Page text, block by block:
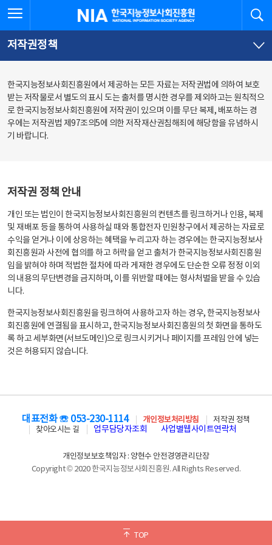
문
로
가
체
뉴
바
가
한국지능정보사회진흥원
저작권정책
한국지능정보사회진흥원에서 제공하는 모든 자료는 저작권법에 의하여 보호
받는 저작물로서 별도의 표시 도는 출처를 명시한 경우를 제외하고는 원칙적으
로 한국지능정보사회진흥원에 저작권이 있으며 이를 무단 복제, 배포하는 경
우에는 저작권법 제97조의5에 의한 저작재산권침해죄에 해당함을 유념하시
기 바랍니다.
저작권 정책 안내
개인 또는 법인이 한국지능정보사회진흥원의 컨텐츠를 링크하거나 인용, 복제
및 재배포 등을 통하여 사용하실 때와 통합전자 민원창구에서 제공하는 자료로
수익을 얻거나 이에 상응하는 혜택을 누리고자 하는 경우에는 한국지능정보사
회진흥원과 사전에 협의를 하고 허락을 얻고 출처가 한국지능정보사회진흥원
임을 밝혀야 하며 적법한 절차에 따라 게재한 경우에도 단순한 오류 정정 이외
의 내용의 무단변경을 금지하며, 이를 위반할 때에는 형사처벌을 받을 수 있습
니다.
한국지능정보사회진흥원을 링크하여 사용하고자 하는 경우, 한국지능정보사
회진흥원에 연결됨을 표시하고, 한국지능정보사회진흥원의 첫 화면을 통하도
록 하고 세부화면(서브도메인)으로 링크시키거나 페이지를 프레임 안에 넣는
것은 허용되지 않습니다.
TOP
대표전화 ☏ 053-230-1114 개인정보처리방침
저작권 정책
찾아오시는 길
업무담당자조회 사업별웹사이트연락처
개인정보보호책임자 : 양현수 안전경영관리단장
Copyright © 2020 한국지능정보사회진흥원. All Rights Reserved.